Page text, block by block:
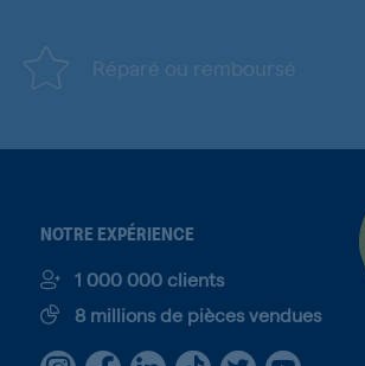
Réparé ou remboursé
NOTRE EXPÉRIENCE
1 000 000 clients
8 millions de pièces vendues